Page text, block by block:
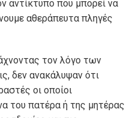
αντίκτυπο που μπορεί να
αθεράπευτα πληγές
τον λόγο των
δεν ανακάλυψαν ότι
οι οποίοι
του πατέρα ή της μητέρας